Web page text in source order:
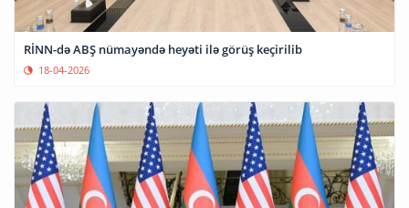
RİNN-də ABŞ nümayəndə heyəti ilə görüş keçirilib
18-04-2026